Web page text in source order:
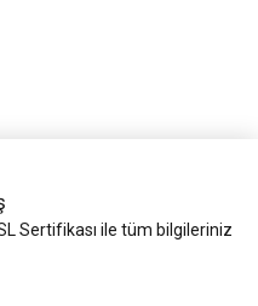
Sertifikası ile tüm bilgileriniz